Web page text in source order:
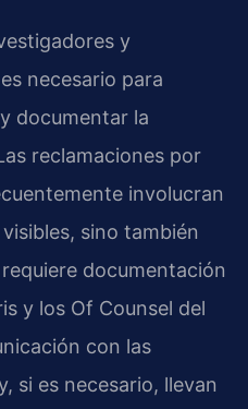
y
necesario para
documentar la
reclamaciones por
involucran
sino también
documentación
y los Of Counsel del
con las
si es necesario, llevan